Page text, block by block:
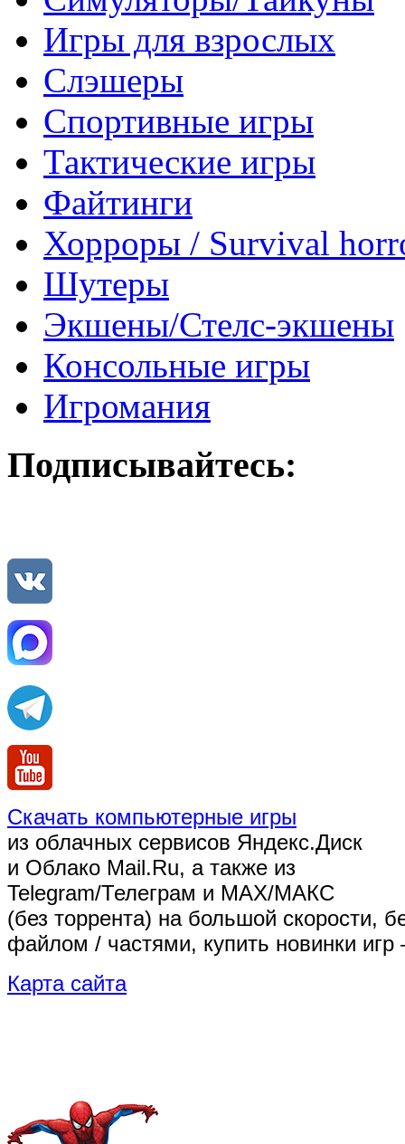
Игры для взрослых
Слэшеры
Спортивные игры
Тактические игры
Файтинги
Хорроры / Survival
Шутеры
Экшены/Стелс-экшены
Консольные игры
Игромания
Подписывайтесь:
Скачать компьютерные игры
из облачных сервисов Яндекс.Диск
и Облако Mail.Ru, а также из
Telegram/Телеграм и MAX/МАКС
(без торрента) на большой скорости,
файлом / частями, купить новинки
Карта сайта